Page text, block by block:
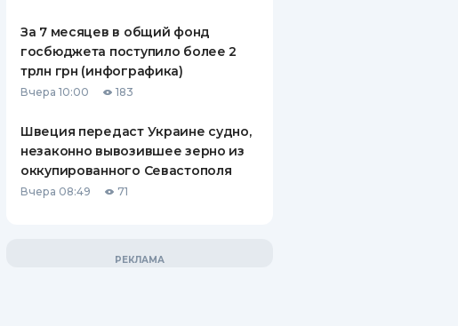
КОНТАКТЫ
За 7 месяцев в общий фонд
госбюджета поступило более 2
трлн грн (инфографика)
Вчера 10:00 183
Швеция передаст Украине судно,
незаконно вывозившее зерно из
оккупированного Севастополя
Вчера 08:49 71